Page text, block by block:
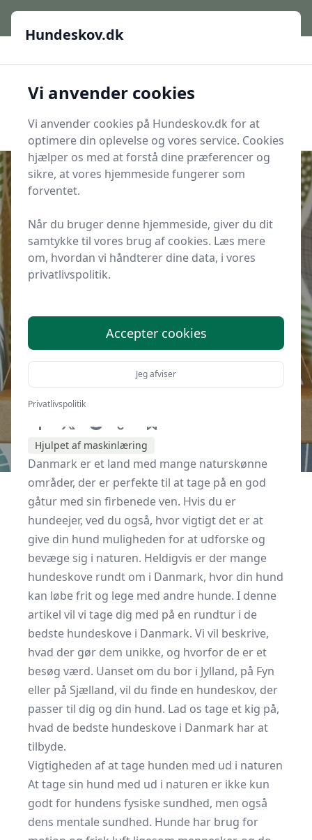
Hundeskov.dk
Søg
De bedste hundeskove i Danmark:
En guide til hundeejere
Af Hundeskov.dk
Hjulpet af maskinlæring
Danmark er et land med mange naturskønne
områder, der er perfekte til at tage på en god
gåtur med sin firbenede ven. Hvis du er
hundeejer, ved du også, hvor vigtigt det er at
give din hund muligheden for at udforske og
bevæge sig i naturen. Heldigvis er der mange
hundeskove rundt om i Danmark, hvor din hund
kan løbe frit og lege med andre hunde. I denne
artikel vil vi tage dig med på en rundtur i de
bedste hundeskove i Danmark. Vi vil beskrive,
hvad der gør dem unikke, og hvorfor de er et
besøg værd. Uanset om du bor i Jylland, på Fyn
eller på Sjælland, vil du finde en hundeskov, der
passer til dig og din hund. Lad os tage et kig på,
hvad de bedste hundeskove i Danmark har at
tilbyde.
Vigtigheden af at tage hunden med ud i naturen
At tage sin hund med ud i naturen er ikke kun
godt for hundens fysiske sundhed, men også
dens mentale sundhed. Hunde har brug for
Hundeskov.dk
Vi anvender cookies
Vi anvender cookies på Hundeskov.dk for at
optimere din oplevelse og vores service. Cookies
hjælper os med at forstå dine præferencer og
sikre, at vores hjemmeside fungerer som
forventet.
Når du bruger denne hjemmeside, giver du dit
samtykke til vores brug af cookies. Læs mere
om, hvordan vi håndterer dine data, i vores
privatlivspolitik.
Accepter cookies
Jeg afviser
Privatlivspolitik